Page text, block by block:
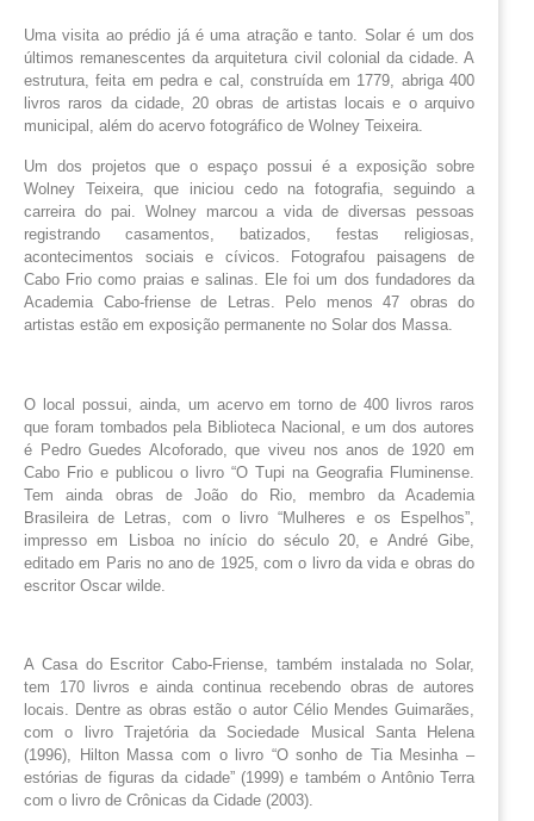
Uma visita ao prédio já é uma atração e tanto. Solar é um dos
últimos remanescentes da arquitetura civil colonial da cidade. A
estrutura, feita em pedra e cal, construída em 1779, abriga 400
livros raros da cidade, 20 obras de artistas locais e o arquivo
municipal, além do acervo fotográfico de Wolney Teixeira.
Um dos projetos que o espaço possui é a exposição sobre
Wolney Teixeira, que iniciou cedo na fotografia, seguindo a
carreira do pai. Wolney marcou a vida de diversas pessoas
registrando casamentos, batizados, festas religiosas,
acontecimentos sociais e cívicos. Fotografou paisagens de
Cabo Frio como praias e salinas. Ele foi um dos fundadores da
Academia Cabo-friense de Letras. Pelo menos 47 obras do
artistas estão em exposição permanente no Solar dos Massa.
O local possui, ainda, um acervo em torno de 400 livros raros
que foram tombados pela Biblioteca Nacional, e um dos autores
é Pedro Guedes Alcoforado, que viveu nos anos de 1920 em
Cabo Frio e publicou o livro “O Tupi na Geografia Fluminense.
Tem ainda obras de João do Rio, membro da Academia
Brasileira de Letras, com o livro “Mulheres e os Espelhos”,
impresso em Lisboa no início do século 20, e André Gibe,
editado em Paris no ano de 1925, com o livro da vida e obras do
escritor Oscar wilde.
A Casa do Escritor Cabo-Friense, também instalada no Solar,
tem 170 livros e ainda continua recebendo obras de autores
locais. Dentre as obras estão o autor Célio Mendes Guimarães,
com o livro Trajetória da Sociedade Musical Santa Helena
(1996), Hilton Massa com o livro “O sonho de Tia Mesinha –
estórias de figuras da cidade” (1999) e também o Antônio Terra
com o livro de Crônicas da Cidade (2003).